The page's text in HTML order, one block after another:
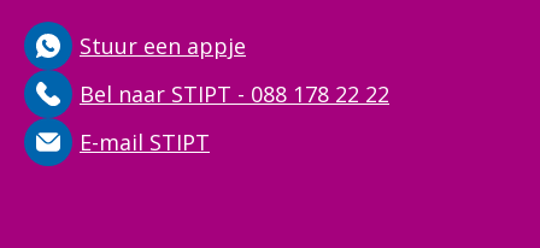
Stuur een appje
Bel naar STIPT - 088 178 22 22
E-mail STIPT